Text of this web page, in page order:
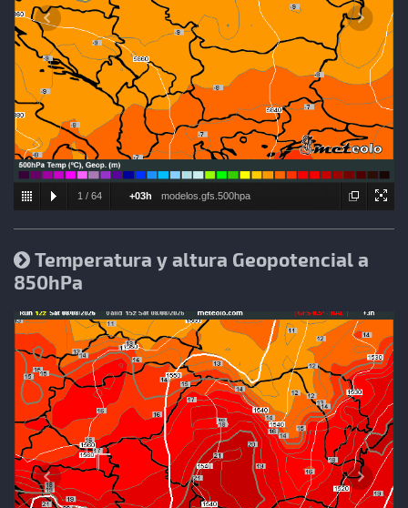
1 / 64 +03h modelos.gfs.500hpa
Temperatura y altura Geopotencial a
850hPa